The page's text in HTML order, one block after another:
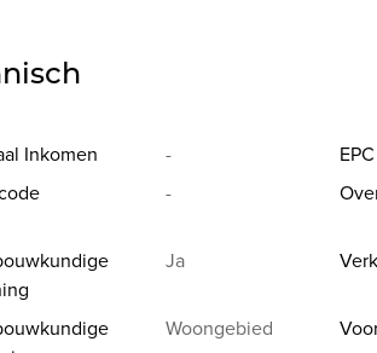
Inkomen - EPC
-
Ja
Woongebied